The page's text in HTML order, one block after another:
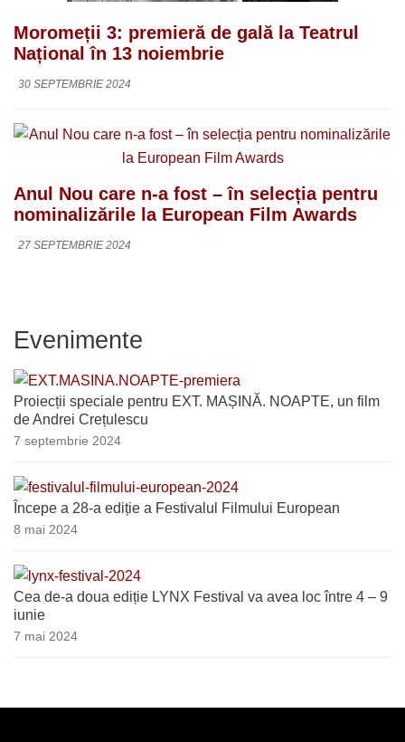
Moromeții 3: premieră de gală la Teatrul
Național în 13 noiembrie
30 SEPTEMBRIE 2024
Anul Nou care n-a fost – în selecția pentru
nominalizările la European Film Awards
27 SEPTEMBRIE 2024
Evenimente
Proiecții speciale pentru EXT. MAȘINĂ. NOAPTE, un film
de Andrei Crețulescu
7 septembrie 2024
Începe a 28-a ediție a Festivalul Filmului European
8 mai 2024
Cea de-a doua ediție LYNX Festival va avea loc între 4 – 9
iunie
7 mai 2024